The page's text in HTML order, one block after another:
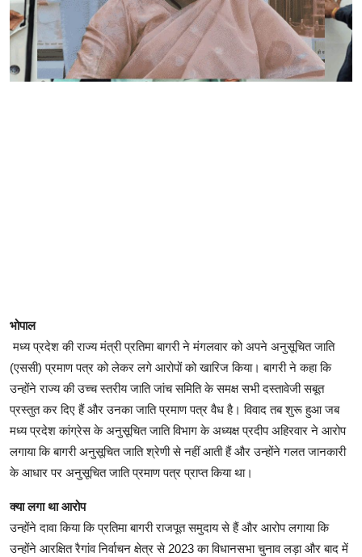
भोपाल
मध्य प्रदेश की राज्य मंत्री प्रतिमा बागरी ने मंगलवार को अपने अनुसूचित जाति
(एससी) प्रमाण पत्र को लेकर लगे आरोपों को खारिज किया। बागरी ने कहा कि
उन्होंने राज्य की उच्च स्तरीय जाति जांच समिति के समक्ष सभी दस्तावेजी सबूत
प्रस्तुत कर दिए हैं और उनका जाति प्रमाण पत्र वैध है। विवाद तब शुरू हुआ जब
मध्य प्रदेश कांग्रेस के अनुसूचित जाति विभाग के अध्यक्ष प्रदीप अहिरवार ने आरोप
लगाया कि बागरी अनुसूचित जाति श्रेणी से नहीं आती हैं और उन्होंने गलत जानकारी
के आधार पर अनुसूचित जाति प्रमाण पत्र प्राप्त किया था।
क्या लगा था आरोप
उन्होंने दावा किया कि प्रतिमा बागरी राजपूत समुदाय से हैं और आरोप लगाया कि
उन्होंने आरक्षित रैगांव निर्वाचन क्षेत्र से 2023 का विधानसभा चुनाव लड़ा और बाद में